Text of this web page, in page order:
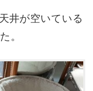
井が空いている
。